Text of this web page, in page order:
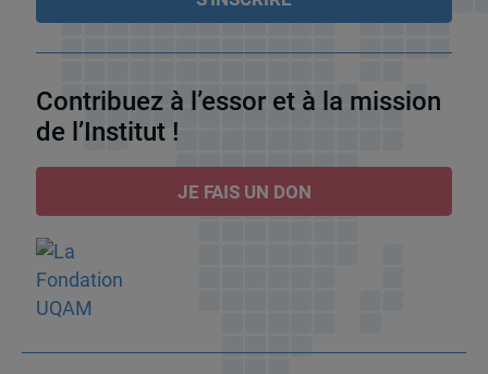
Contribuez à l’essor et à la mission
de l’Institut !
JE FAIS UN DON